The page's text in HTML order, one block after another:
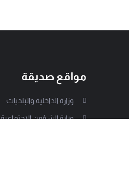
مواقع صديقة
وزارة الداخلية والبلديات
وزارة الشؤون الإجتماعية